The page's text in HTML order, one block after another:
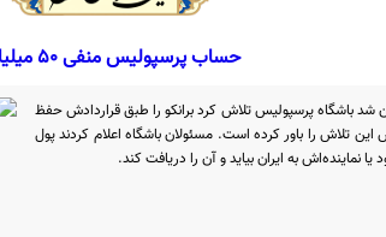
حساب پرسپولیس منفی ۵۰ میلیارد
شد باشگاه پرسپولیس تلاش کرد برانکو را طبق قراردادش حفظ
این تلاش را باور کرده است. مسئولان باشگاه اعلام کردند پول
نماینده‌اش به ایران بیاید و آن را دریافت کند.